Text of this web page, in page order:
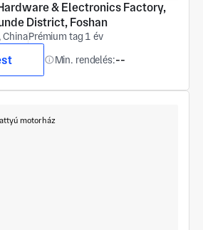
& Electronics Factory,
District, Foshan
ChinaPrémium tag 1 év
Min. rendelés:--